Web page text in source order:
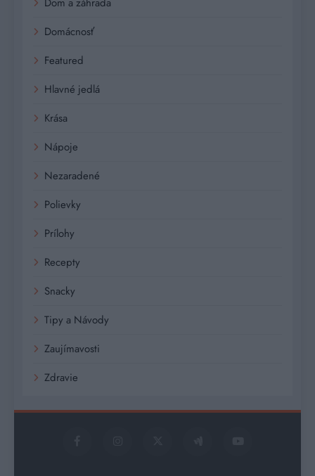
Domácnosť
Featured
Hlavné jedlá
Krása
Nápoje
Nezaradené
Polievky
Prílohy
Recepty
Snacky
Tipy a Návody
Zaujímavosti
Zdravie